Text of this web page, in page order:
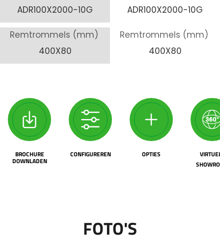
ADR100X2000-10G
ADR100X2000-10G
Remtrommels (mm)
400X80
Remtrommels (mm)
400X80
BROCHURE
DOWNLADEN
CONFIGUREREN OPTIES
FOTO'S